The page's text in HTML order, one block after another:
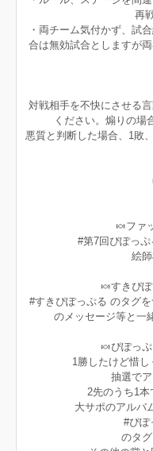
再
・両チーム気付かず、試
合は無効試合としますが
対戦相手を不快にさせる
ください。煽りの場
悪質と判断した場合、1敗
🍬ファ
#第7回ぴぽっぷ
絵
🍬すきぴ
#すきぴぽっぷる のタグ
のメッセージ等と一
🍬ぴぽっ
1勝したけど惜
抽選で
2先のうち1本
大サポのアルバ
#ぴぽ
のタ